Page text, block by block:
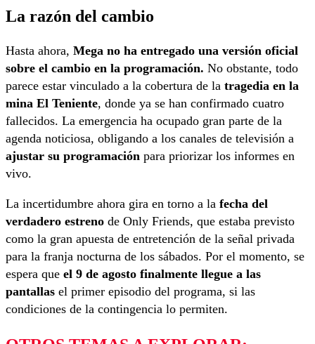
La razón del cambio
Hasta ahora, Mega no ha entregado una versión oficial
sobre el cambio en la programación. No obstante, todo
parece estar vinculado a la cobertura de la tragedia en la
mina El Teniente, donde ya se han confirmado cuatro
fallecidos. La emergencia ha ocupado gran parte de la
agenda noticiosa, obligando a los canales de televisión a
ajustar su programación para priorizar los informes en
vivo.
La incertidumbre ahora gira en torno a la fecha del
verdadero estreno de Only Friends, que estaba previsto
como la gran apuesta de entretención de la señal privada
para la franja nocturna de los sábados. Por el momento, se
espera que el 9 de agosto finalmente llegue a las
pantallas el primer episodio del programa, si las
condiciones de la contingencia lo permiten.